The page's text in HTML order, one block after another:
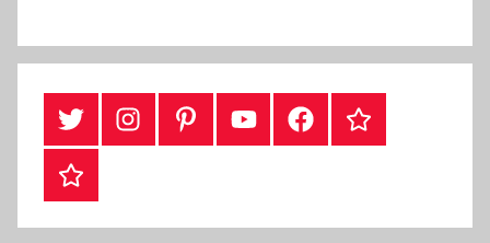
#TwitterInstagramPinterestYouTubeFacebookTikTok
Webshop